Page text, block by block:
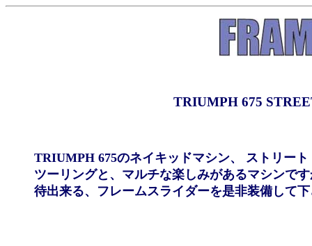
TRIUMPH 675
TRIUMPH 675のネイキッドマシン、 ストリー
ツーリングと、マルチな楽しみがあるマシンで
待出来る、フレームスライダーを是非装備して